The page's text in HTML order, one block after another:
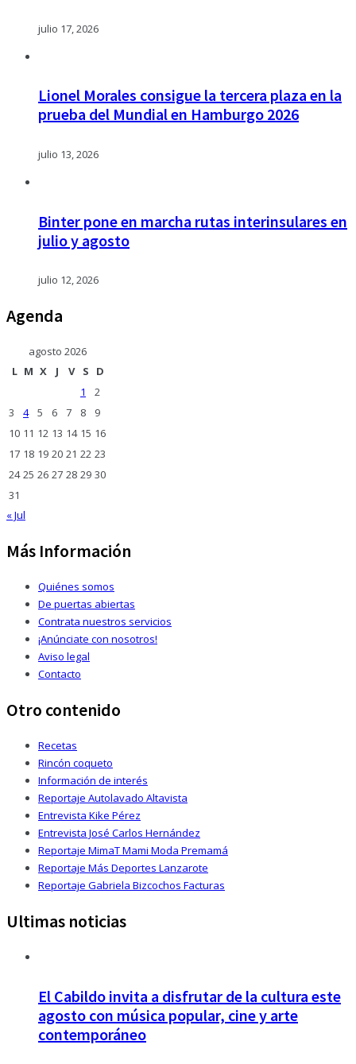
julio 17, 2026
Lionel Morales consigue la tercera plaza en la
prueba del Mundial en Hamburgo 2026
julio 13, 2026
Binter pone en marcha rutas interinsulares en
julio y agosto
julio 12, 2026
Agenda
agosto 2026
L M X J V S
D
1
2
3
4 5 6 7 8
9
10 11 12 13 14 15 16
17 18 19 20 21 22 23
24 25 26 27 28 29 30
31
« Jul
Más Información
Quiénes somos
De puertas abiertas
Contrata nuestros servicios
¡Anúnciate con nosotros!
Aviso legal
Contacto
Otro contenido
Recetas
Rincón coqueto
Información de interés
Reportaje Autolavado Altavista
Entrevista Kike Pérez
Entrevista José Carlos Hernández
Reportaje MimaT Mami Moda Premamá
Reportaje Más Deportes Lanzarote
Reportaje Gabriela Bizcochos Facturas
Ultimas noticias
El Cabildo invita a disfrutar de la cultura este
agosto con música popular, cine y arte
contemporáneo